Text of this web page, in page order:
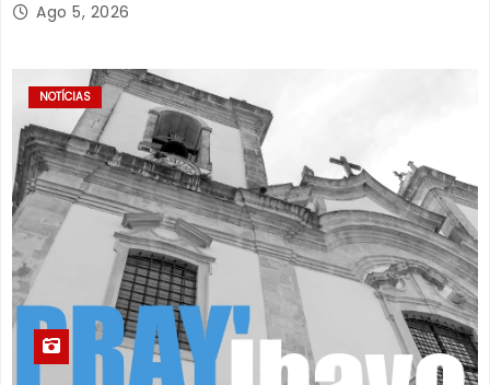
Ago 5, 2026
NOTÍCIAS